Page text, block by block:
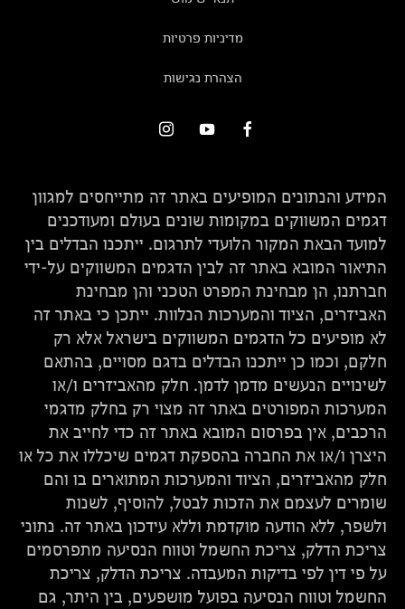
מדיניות פרטיות
הצהרת נגישות
המידע והנתונים המופיעים באתר זה מתייחסים למגוון
דגמים המשווקים במקומות שונים בעולם ומעודכנים
למועד הבאת המקור הלועדי לתרגום. ייתכנו הבדלים בין
התיאור המובא באתר זה לבין הדגמים המשווקים על-ידי
חברתנו, הן מבחינת המפרט הטכני והן מבחינת
האביזרים, הציוד והמערכות הנלוות. ייתכן כי באתר זה
לא מופיעים כל הדגמים המשווקים בישראל אלא רק
חלקם, וכמו כן ייתכנו הבדלים בדגם מסויים, בהתאם
לשינויים הנעשים מדמן לדמן. חלק מהאביזרים ו/או
המערכות המפורטים באתר זה מצוי רק בחלק מדגמי
הרכבים, אין בפרסום המובא באתר זה כדי לחייב את
היצרן ו/או את החברה בהספקת דגמים שיכללו את כל או
חלק מהאביזרים, הציוד והמערכות המתוארים בו והם
שומרים לעצמם את הזכות לבטל, להוסיף, לשנות
ולשפר, ללא הודעה מוקדמת וללא עידכון באתר זה. נתוני
צריכת הדלק, צריכת החשמל וטווח הנסיעה מתפרסמים
על פי דין לפי בדיקות המעבדה. צריכת הדלק, צריכת
החשמל וטווח הנסיעה בפועל מושפעים, בין היתר, גם